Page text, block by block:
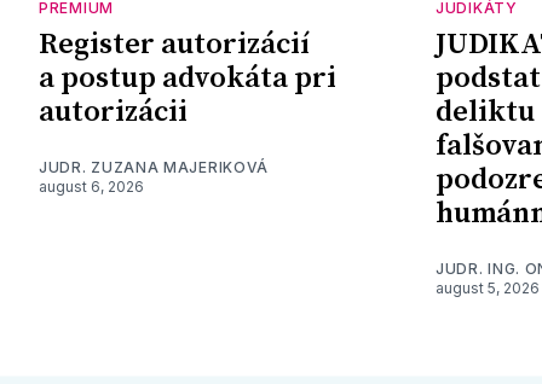
PREMIUM
Register autorizácií
a postup advokáta pri
autorizácii
JUDR. ZUZANA MAJERIKOVÁ
august 6, 2026
JUDIKÁTY
deliktu
JUDR. ING.
august 5, 2026